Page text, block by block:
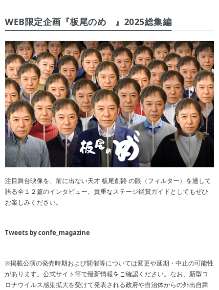
WEB限定企画『板尾のめ゙』2025総集編
注目舞台映像を、前に出ない天才 板尾創路 の眼（フィルター）を通して
語る全１２篇のインタビュー。貴重なステージ鑑賞ガイドとしてもぜひ
お楽しみください。
Tweets by confe_magazine
※掲載公演の発売時期および開催等については変更や延期・中止の可能性
があります。公式サイト等で最新情報をご確認ください。なお、新型コ
ロナウイルス感染拡大を受けて発表される政府や自治体からの外出自粛